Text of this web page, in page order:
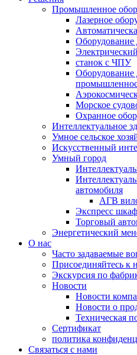
Промышленное
Лазерное
Оборудование
станок с ЧПУ
Оборудование
Морское
Охранное
Интеллектуальное
Умное сельское
Искусственный
Умный город
автомобиля
АГВ
Экспресс
Торговый
Энергетический
О нас
Часто задаваемые
Присоединяйтесь к
Экскурсия по
Новости
Новости
Новости о
Техническая
Сертификат
политика
Связаться с нами